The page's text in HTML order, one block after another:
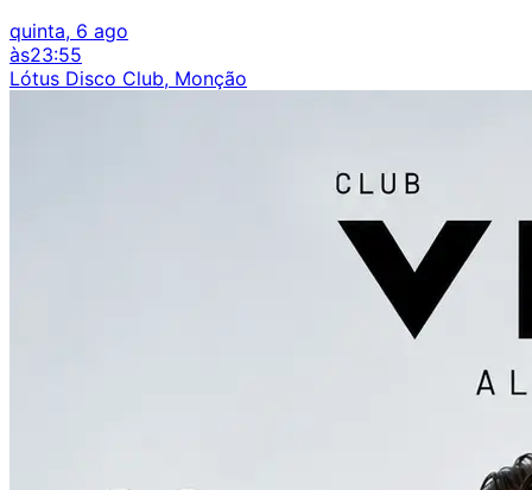
quinta, 6 ago
às23:55
Lótus Disco Club, Monção